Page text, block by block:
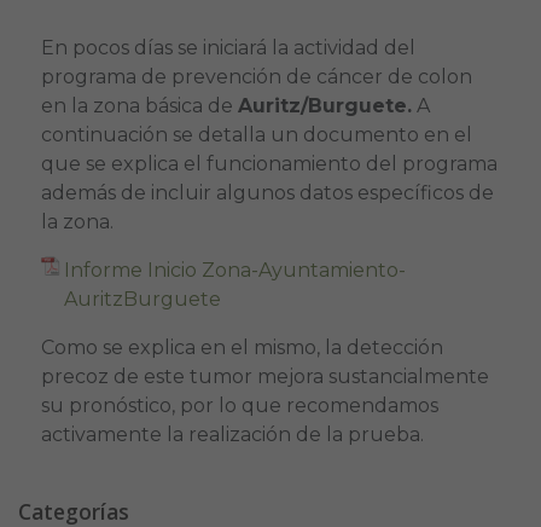
En pocos días se iniciará la actividad del
programa de prevención de cáncer de colon
en la zona básica de Auritz/Burguete.A
continuación se detalla un documento en el
que se explica el funcionamiento del programa
además de incluir algunos datos específicos de
la zona.
Informe Inicio Zona-Ayuntamiento-
AuritzBurguete
Como se explica en el mismo, la detección
precoz de este tumor mejora sustancialmente
su pronóstico, por lo que recomendamos
activamente la realización de la prueba.
Categorías